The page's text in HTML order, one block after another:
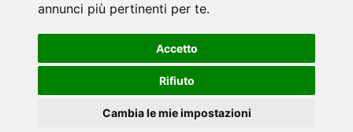
annunci più pertinenti per te.
Accetto
Rifiuto
Cambia le mie impostazioni